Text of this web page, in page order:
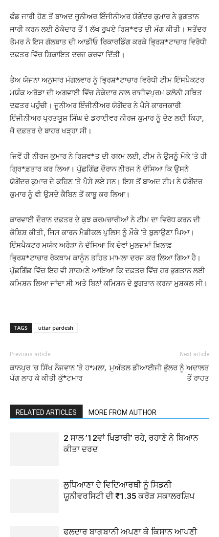
ਫੰਡ ਜਾਰੀ ਹੋਣ ਤੋਂ ਬਾਅਦ ਜੂਨੀਅਰ ਇੰਜੀਨੀਅਰ ਯੋਗੇਂਦਰ ਕੁਮਾਰ ਨੇ ਭੁਗਤਾਨ
ਜਾਰੀ ਕਰਨ ਲਈ ਠੇਕੇਦਾਰ ਤੋਂ 1 ਲੱਖ ਰੁਪਏ ਰਿਸ਼*ਵਤ ਦੀ ਮੰਗ ਕੀਤੀ। ਸਤੇਂਦਰ
ਤੋਮਰ ਨੇ ਇਸ ਗੱਲਬਾਤ ਦੀ ਆਡੀਓ ਰਿਕਾਰਡਿੰਗ ਕਰਕੇ ਭ੍ਰਿਸ਼*ਟਾਚਾਰ ਵਿਰੋਧੀ
ਦਫ਼ਤਰ ਵਿੱਚ ਸ਼ਿਕਾਇਤ ਦਰਜ ਕਰਵਾ ਦਿੱਤੀ।
ਤੈਅ ਯੋਜਨਾ ਅਨੁਸਾਰ ਮੰਗਲਵਾਰ ਨੂੰ ਭ੍ਰਿਸ਼*ਟਾਚਾਰ ਵਿਰੋਧੀ ਟੀਮ ਇੰਸਪੈਕਟਰ
ਮਯੰਕ ਅਰੋੜਾ ਦੀ ਅਗਵਾਈ ਵਿੱਚ ਠੇਕੇਦਾਰ ਨਾਲ ਰਾਜੀਵਪੁਰਮ ਕਲੋਨੀ ਸਥਿਤ
ਦਫ਼ਤਰ ਪਹੁੰਚੀ। ਜੂਨੀਅਰ ਇੰਜੀਨੀਅਰ ਯੋਗੇਂਦਰ ਨੇ ਪੈਸੇ ਕਾਰਜਕਾਰੀ
ਇੰਜੀਨੀਅਰ ਪ੍ਰਤਯੂਸ਼ ਸਿੰਘ ਦੇ ਡਰਾਈਵਰ ਨੀਰਜ ਕੁਮਾਰ ਨੂੰ ਦੇਣ ਲਈ ਕਿਹਾ,
ਜੋ ਦਫ਼ਤਰ ਦੇ ਬਾਹਰ ਖੜ੍ਹਾ ਸੀ।
ਜਿਵੇਂ ਹੀ ਨੀਰਜ ਕੁਮਾਰ ਨੇ ਰਿਸ਼ਵ*ਤ ਦੀ ਰਕਮ ਲਈ, ਟੀਮ ਨੇ ਉਸਨੂੰ ਮੌਕੇ ’ਤੇ ਹੀ
ਗ੍ਰਿ*ਫ਼ਤਾਰ ਕਰ ਲਿਆ। ਪੁੱਛਗਿੱਛ ਦੌਰਾਨ ਨੀਰਜ ਨੇ ਦੱਸਿਆ ਕਿ ਉਸਨੇ
ਯੋਗੇਂਦਰ ਕੁਮਾਰ ਦੇ ਕਹਿਣ ’ਤੇ ਪੈਸੇ ਲਏ ਸਨ। ਇਸ ਤੋਂ ਬਾਅਦ ਟੀਮ ਨੇ ਯੋਗੇਂਦਰ
ਕੁਮਾਰ ਨੂੰ ਵੀ ਉਸਦੇ ਕੈਬਿਨ ਤੋਂ ਕਾਬੂ ਕਰ ਲਿਆ।
ਕਾਰਵਾਈ ਦੌਰਾਨ ਦਫ਼ਤਰ ਦੇ ਕੁਝ ਕਰਮਚਾਰੀਆਂ ਨੇ ਟੀਮ ਦਾ ਵਿਰੋਧ ਕਰਨ ਦੀ
ਕੋਸ਼ਿਸ਼ ਕੀਤੀ, ਜਿਸ ਕਾਰਨ ਮੈਡੀਕਲ ਪੁਲਿਸ ਨੂੰ ਮੌਕੇ ’ਤੇ ਬੁਲਾਉਣਾ ਪਿਆ।
ਇੰਸਪੈਕਟਰ ਮਯੰਕ ਅਰੋੜਾ ਨੇ ਦੱਸਿਆ ਕਿ ਦੋਵਾਂ ਮੁਲਜ਼ਮਾਂ ਖ਼ਿਲਾਫ਼
ਭ੍ਰਿਸ਼*ਟਾਚਾਰ ਰੋਕਥਾਮ ਕਾਨੂੰਨ ਤਹਿਤ ਮਾਮਲਾ ਦਰਜ ਕਰ ਲਿਆ ਗਿਆ ਹੈ।
ਪੁੱਛਗਿੱਛ ਵਿੱਚ ਇਹ ਵੀ ਸਾਹਮਣੇ ਆਇਆ ਕਿ ਦਫ਼ਤਰ ਵਿੱਚ ਹਰ ਭੁਗਤਾਨ ਲਈ
ਕਮਿਸ਼ਨ ਲਿਆ ਜਾਂਦਾ ਸੀ ਅਤੇ ਬਿਨਾਂ ਕਮਿਸ਼ਨ ਦੇ ਭੁਗਤਾਨ ਕਰਨਾ ਮੁਸ਼ਕਲ ਸੀ।
TAGS uttar pardesh
Previous article
ਕਾਨਪੁਰ ‘ਚ ਸਿੱਖ ਨੌਜਵਾਨ ‘ਤੇ ਹ*ਮਲਾ,
ਪੱਗ ਲਾਹ ਕੇ ਕੀਤੀ ਕੁੱ*ਟਮਾਰ
Next article
ਮੁਅੱਤਲ ਡੀਆਈਜੀ ਭੁੱਲਰ ਨੂੰ ਅਦਾਲਤ
ਤੋਂ ਰਾਹਤ
RELATED ARTICLES MORE FROM AUTHOR
2 ਸਾਲ ’12ਵਾਂ ਖਿਡਾਰੀ’ ਰਹੇ, ਰਹਾਣੇ ਨੇ ਬਿਆਨ
ਕੀਤਾ ਦਰਦ
ਲੁਧਿਆਣਾ ਦੇ ਵਿਦਿਆਰਥੀ ਨੂੰ ਸਿਡਨੀ
ਯੂਨੀਵਰਸਿਟੀ ਦੀ ₹1.35 ਕਰੋੜ ਸਕਾਲਰਸ਼ਿਪ
ਫਲਦਾਰ ਬਾਗਬਾਨੀ ਅਪਣਾ ਕੇ ਕਿਸਾਨ ਆਪਣੀ